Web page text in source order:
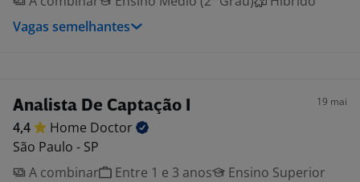
Vagas semelhantes
Analista De Captação I 19 mai
4,4 Home Doctor
São Paulo - SP
A combinar
Entre 1 e 3 anos
Ensino Superior